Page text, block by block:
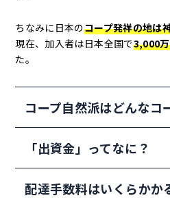
ちなみに日本のコープ発祥の地は
現在、加入者は日本全国で3,000
た。
コープ自然派はどんなコ
「出資金」ってなに？
配達手数料はいくらかか